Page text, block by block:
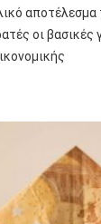
αποτέλεσμα
οι